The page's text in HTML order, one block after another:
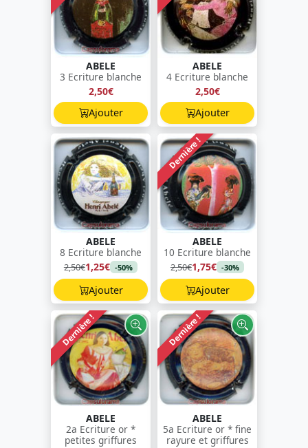
ABELE
3 Ecriture blanche
2,50€
Ajouter
ABELE
4 Ecriture blanche
2,50€
Ajouter
ABELE
8 Ecriture blanche
2,50€1,25€ -50%
Ajouter
Dernière !
ABELE
10 Ecriture blanche
2,50€1,75€ -30%
Ajouter
Dernière !
ABELE
2a Ecriture or *
petites griffures
Dernière !
ABELE
5a Ecriture or * fine
rayure et griffures